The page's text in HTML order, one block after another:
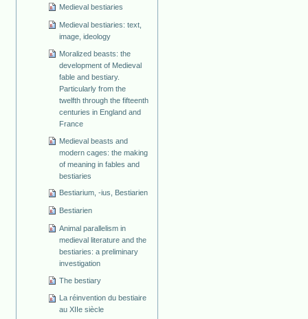
Medieval bestiaries
Medieval bestiaries: text,
image, ideology
Moralized beasts: the
development of Medieval
fable and bestiary.
Particularly from the
twelfth through the fifteenth
centuries in England and
France
Medieval beasts and
modern cages: the making
of meaning in fables and
bestiaries
Bestiarium, -ius, Bestiarien
Bestiarien
Animal parallelism in
medieval literature and the
bestiaries: a preliminary
investigation
The bestiary
La réinvention du bestiaire
au XIIe siècle